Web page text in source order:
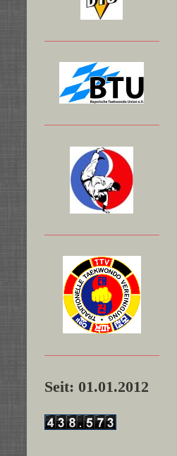
Seit: 01.01.2012